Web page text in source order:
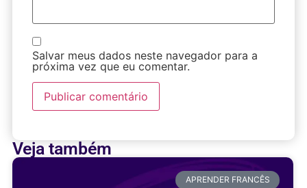
Salvar meus dados neste navegador para a
próxima vez que eu comentar.
Veja também
APRENDER FRANCÊS